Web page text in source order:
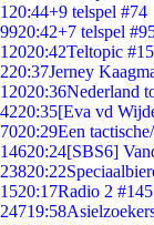
1 20:44+9 telspel #74
9920:42+7 telspel
12020:42Teltopic
220:37Jerney
12020:36Nederland
4220:35[Eva vd
7020:29Een
14620:24[SBS6]
23820:22
1520:17Radio 2
24719:58